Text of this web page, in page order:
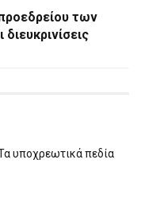
των
υποχρεωτικά πεδία